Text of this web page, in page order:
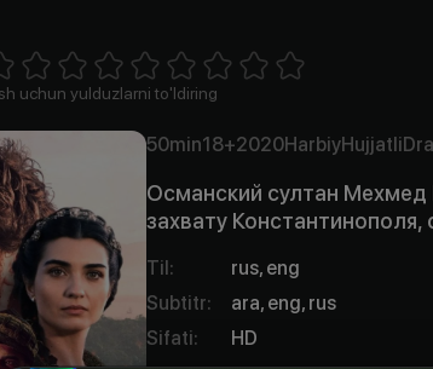
3 Stars4 Stars5 Stars6 Stars7 Stars8 Stars
uchun yulduzlarni to'ldiring
50min18+2020HarbiyHujjatli
Османский султан Мехмед
захвату
Til:
rus, eng
Subtitr:
ara, eng, rus
Sifati: HD